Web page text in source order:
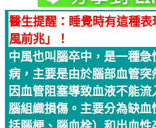
醫生提醒：睡覺時有這種表
風前兆」！
中風也叫腦卒中，是一種急
病，主要是由於腦部血管突
因血管阻塞導致血液不能流
腦組織損傷。主要分為缺血